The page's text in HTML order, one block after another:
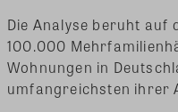
Die Analyse beruht auf
100.000
Wohnungen in
umfangreichsten ihrer